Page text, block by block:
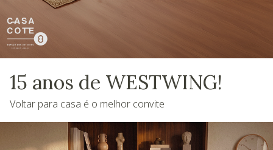
15 anos de WESTWING!
Voltar para casa é o melhor convite